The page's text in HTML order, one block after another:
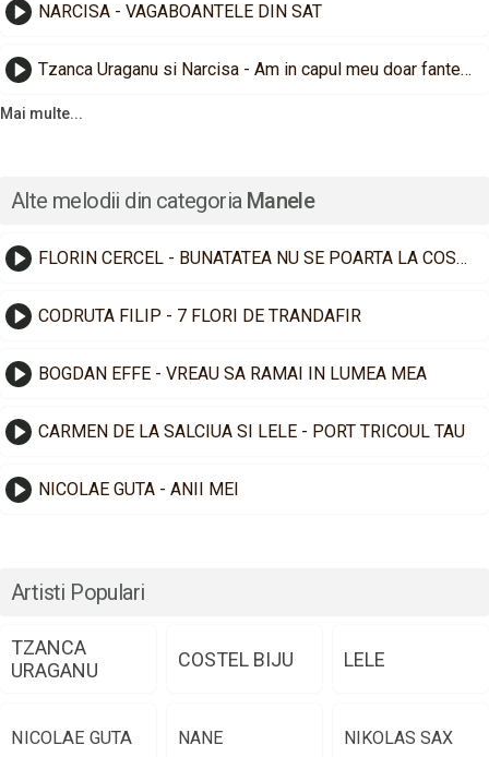
NARCISA - VAGABOANTELE DIN SAT
Tzanca Uraganu si Narcisa - Am in capul meu doar fantezii
Mai multe...
Alte melodii din categoria Manele
FLORIN CERCEL - BUNATATEA NU SE POARTA LA COSTUM
CODRUTA FILIP - 7 FLORI DE TRANDAFIR
BOGDAN EFFE - VREAU SA RAMAI IN LUMEA MEA
CARMEN DE LA SALCIUA SI LELE - PORT TRICOUL TAU
NICOLAE GUTA - ANII MEI
Artisti Populari
TZANCA
URAGANU
COSTEL BIJU LELE
NICOLAE GUTA NANE NIKOLAS SAX